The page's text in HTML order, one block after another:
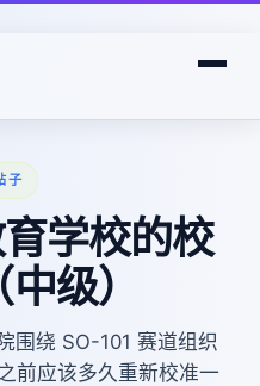
子
学校的校
级）
围绕 SO-101 赛道组织
前应该多久重新校准一